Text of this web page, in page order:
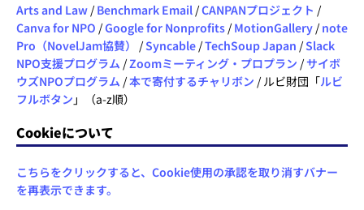
Arts and Law / Benchmark Email /CANPANプロジェクト /
Canva for NPO /Google for Nonprofits / MotionGallery / note
Pro（NovelJam協賛）
/Syncable /TechSoup Japan /Slack
NPO支援プログラム /Zoomミーティング・プロプラン /サイボ
ウズNPOプログラム /本で寄付するチャリボン / ルビ財団「ルビ
フルボタン 」（a-z順）
Cookieについて
こちらをクリックすると、Cookie使用の承認を取り消すバナー
を再表示できます。